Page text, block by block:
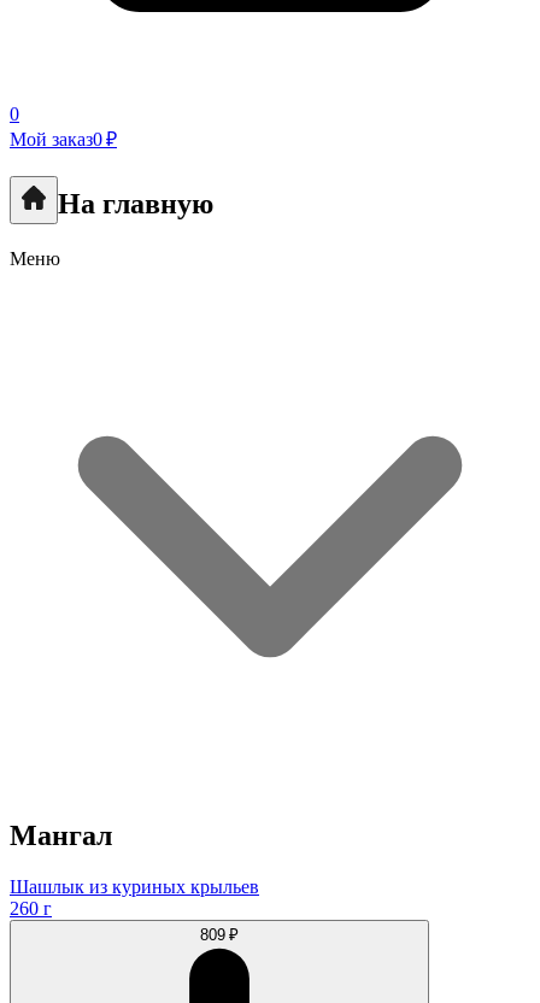
0
Мой заказ0 ₽
На главную
Меню
Мангал
Шашлык из куриных крыльев
260 г
809 ₽